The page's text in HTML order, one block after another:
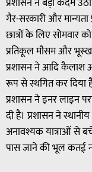
गैर-सरकारी और
छात्रों के लिए सोमवार
प्रतिकूल मौसम और
प्रशासन ने आदि कैलाश
रूप से स्थगित कर दिया
प्रशासन ने इनर लाइन
दी है। प्रशासन ने
अनावश्यक यात्राओं से
पास जाने की भूल कतई